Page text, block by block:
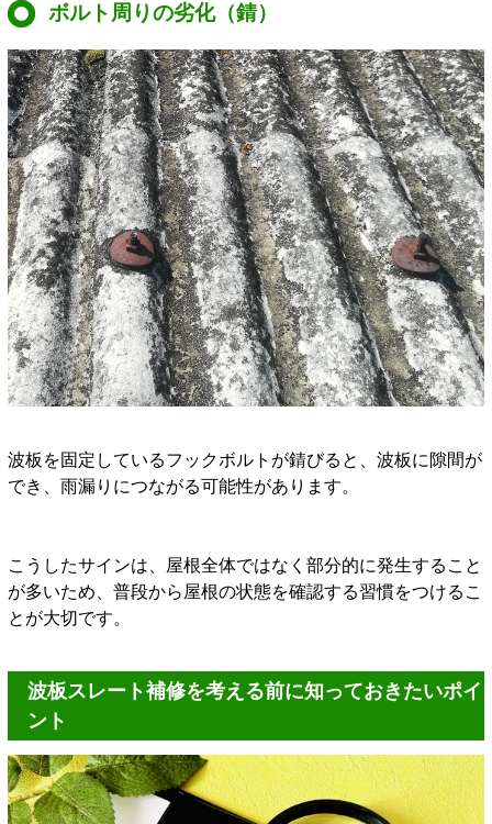
ボルト周りの劣化（錆）
波板を固定しているフックボルトが錆びると、波板に隙間が
でき、雨漏りにつながる可能性があります。
こうしたサインは、屋根全体ではなく部分的に発生すること
が多いため、普段から屋根の状態を確認する習慣をつけるこ
とが大切です。
波板スレート補修を考える前に知っておきたいポイ
ント